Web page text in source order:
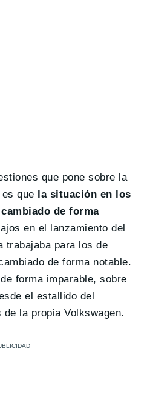
que pone sobre la
que la situación en los
de forma
en el lanzamiento del
trabajaba para los de
de forma notable.
forma imparable, sobre
el estallido del
la propia Volkswagen.